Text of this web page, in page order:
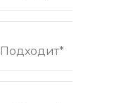
Подходит*